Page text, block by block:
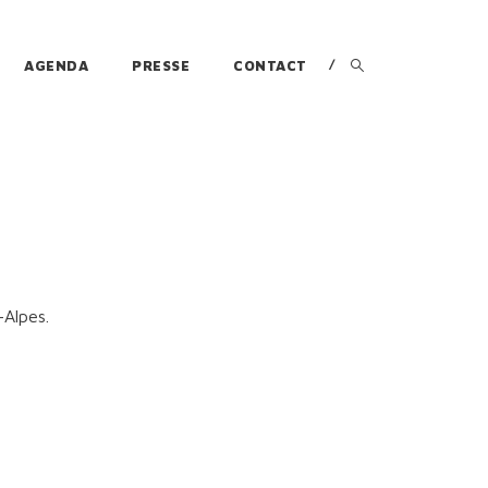
AGENDA PRESSE CONTACT